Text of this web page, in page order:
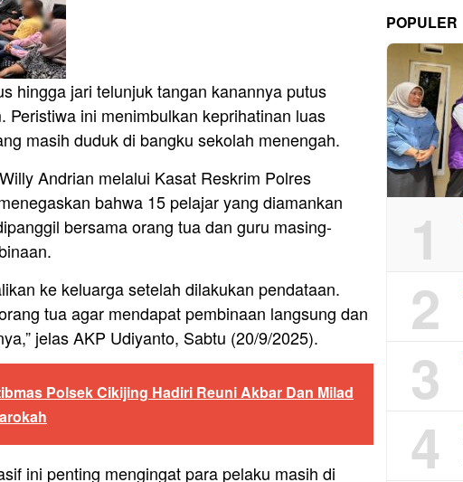
hingga jari telunjuk tangan kanannya putus
Peristiwa ini menimbulkan keprihatinan luas
masih duduk di bangku sekolah menengah.
Andrian melalui Kasat Reskrim Polres
bahwa 15 pelajar yang diamankan
bersama orang tua dan guru masing-
ke keluarga setelah dilakukan pendataan.
tua agar mendapat pembinaan langsung dan
jelas AKP Udiyanto, Sabtu (20/9/2025).
Polsek Cikijing Hadiri Reuni Akbar Dan Milad
ini penting mengingat para pelaku masih di
POPULER
1
2
3
4